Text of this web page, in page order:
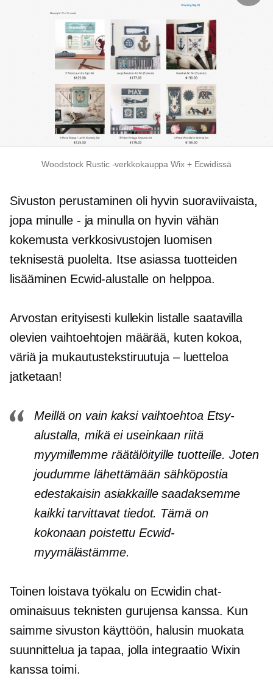
Woodstock Rustic -verkkokauppa Wix + Ecwidissä
Sivuston perustaminen oli hyvin suoraviivaista,
jopa minulle - ja minulla on hyvin vähän
kokemusta verkkosivustojen luomisen
teknisestä puolelta. Itse asiassa tuotteiden
lisääminen Ecwid-alustalle on helppoa.
Arvostan erityisesti kullekin listalle saatavilla
olevien vaihtoehtojen määrää, kuten kokoa,
väriä ja mukautustekstiruutuja – luetteloa
jatketaan!
Meillä on vain kaksi vaihtoehtoa Etsy-
alustalla, mikä ei useinkaan riitä
myymillemme räätälöityille tuotteille. Joten
joudumme lähettämään sähköpostia
edestakaisin asiakkaille saadaksemme
kaikki tarvittavat tiedot. Tämä on
kokonaan poistettu Ecwid-
myymälästämme.
Toinen loistava työkalu on Ecwidin chat-
ominaisuus teknisten gurujensa kanssa. Kun
saimme sivuston käyttöön, halusin muokata
suunnittelua ja tapaa, jolla integraatio Wixin
kanssa toimi.